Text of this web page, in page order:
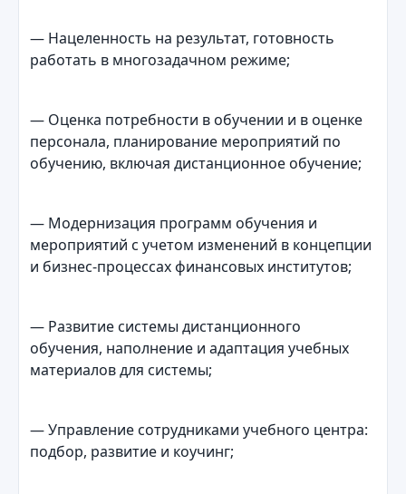
— Нацеленность на результат, готовность
работать в многозадачном режиме;
— Оценка потребности в обучении и в оценке
персонала, планирование мероприятий по
обучению, включая дистанционное обучение;
— Модернизация программ обучения и
мероприятий с учетом изменений в концепции
и бизнес-процессах финансовых институтов;
— Развитие системы дистанционного
обучения, наполнение и адаптация учебных
материалов для системы;
— Управление сотрудниками учебного центра:
подбор, развитие и коучинг;